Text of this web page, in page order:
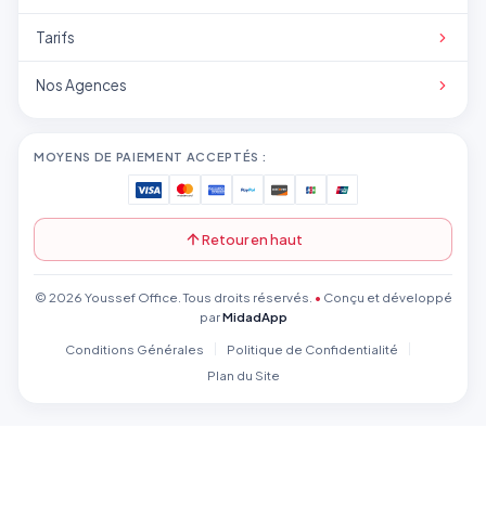
Tarifs
Nos Agences
MOYENS DE PAIEMENT ACCEPTÉS :
Retour en haut
© 2026 Youssef Office. Tous droits réservés. • Conçu et développé
parMidadApp
Conditions Générales
Politique de Confidentialité
Plan du Site